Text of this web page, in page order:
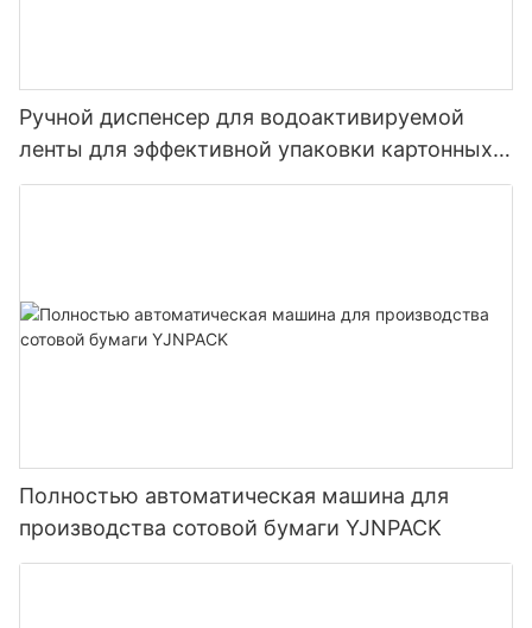
Ручной диспенсер для водоактивируемой
ленты для эффективной упаковки картонных
коробок NT-800
Полностью автоматическая машина для
производства сотовой бумаги YJNPACK